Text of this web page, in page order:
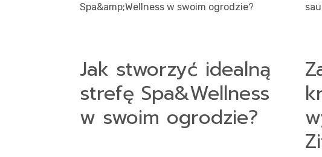
Jak stworzyć idealną
strefę Spa&Wellness
w swoim ogrodzie?